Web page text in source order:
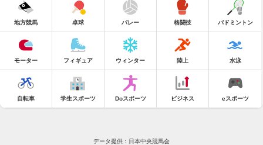
地方競馬 卓球 バレー 格闘技 バドミントン
モーター フィギュア ウィンター 陸上 水泳
自転車 学生スポーツ Doスポーツ ビジネス eスポーツ
データ提供：日本中央競馬会